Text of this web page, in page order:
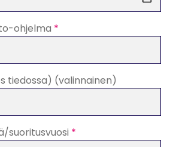
ohjelma *
tiedossa) (valinnainen)
suoritusvuosi *